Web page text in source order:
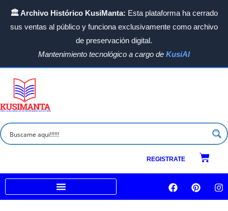
🏛️ Archivo Histórico KusiManta: Esta plataforma ha cerrado
sus ventas al público y funciona exclusivamente como archivo
de preservación digital.
Mantenimiento tecnológico a cargo de KusiAI
REGISTRATE
F
a
c
P
i
n
I
n
s